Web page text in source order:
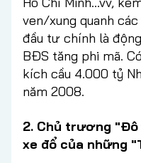
ven/xung quanh
đầu tư chính là
BĐS tăng phi mã.
kích cầu 4.000 tỷ
năm 2008.
2. Chủ trương
xe đổ của những